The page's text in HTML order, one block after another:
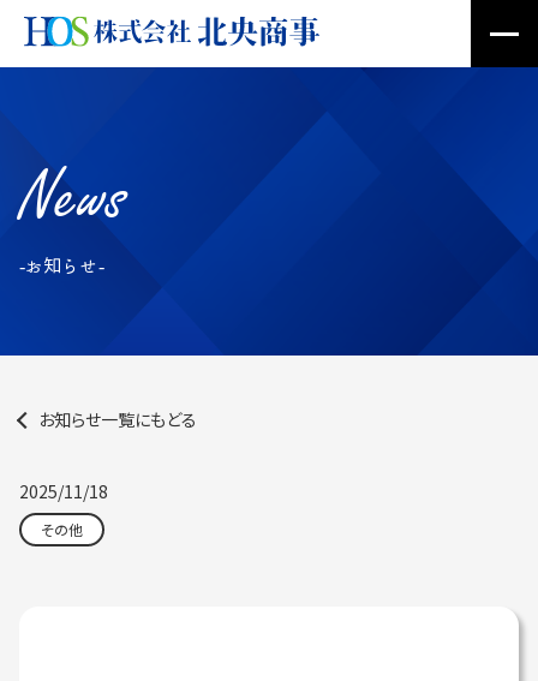
News
-お知らせ-
お知らせ一覧にもどる
2025/11/18
その他